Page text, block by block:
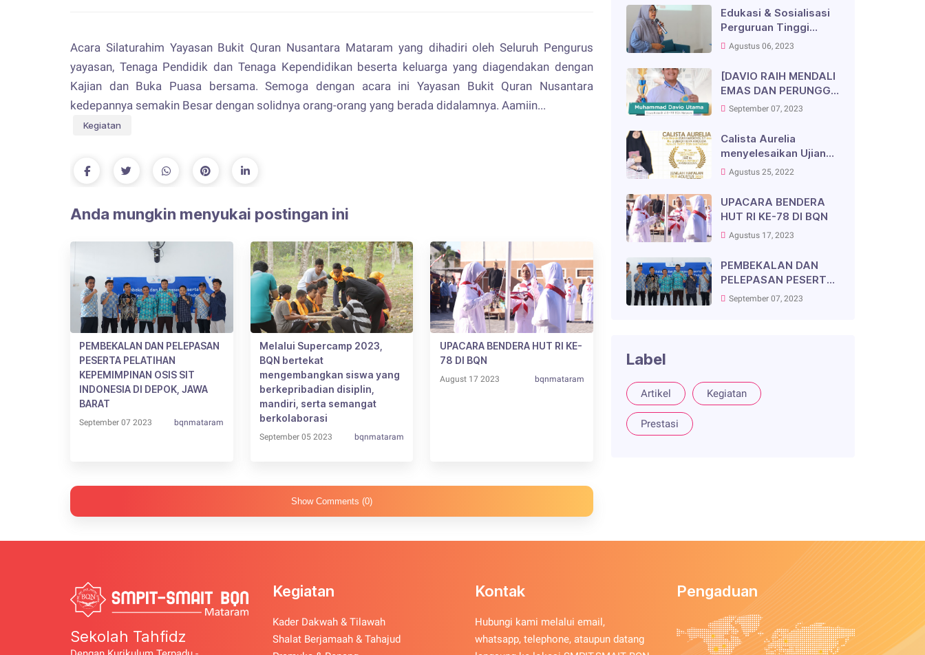
Acara Silaturahim Yayasan Bukit Quran Nusantara Mataram yang dihadiri oleh Seluruh Pengurus
yayasan, Tenaga Pendidik dan Tenaga Kependidikan beserta keluarga yang diagendakan dengan
Kajian dan Buka Puasa bersama. Semoga dengan acara ini Yayasan Bukit Quran Nusantara
kedepannya semakin Besar dengan solidnya orang-orang yang berada didalamnya. Aamiin...
Kegiatan
Anda mungkin menyukai postingan ini
PEMBEKALAN DAN PELEPASAN
PESERTA PELATIHAN
KEPEMIMPINAN OSIS SIT
INDONESIA DI DEPOK, JAWA
BARAT
September 07 2023 bqnmataram
Melalui Supercamp 2023,
BQN bertekat
mengembangkan siswa yang
berkepribadian disiplin,
mandiri, serta semangat
berkolaborasi
September 05 2023 bqnmataram
UPACARA BENDERA HUT RI KE-
78 DI BQN
August 17 2023 bqnmataram
Show Comments (0)
berkepribadian
disiplin, mandiri, serta
semangat
berkolaborasi
Edukasi & Sosialisasi
Perguruan Tinggi
Negeri (PTN) dan
Penerimaan
Mahasiswa Baru
SMAIT Bukit Qur'an
Agustus 06, 2023
[DAVIO RAIH MENDALI
EMAS DAN PERUNGGU
DI AJANG ORION]✨
September 07, 2023
Calista Aurelia
menyelesaikan Ujian
Tasmi' Juz 15 dengan
Agustus 25, 2022
UPACARA BENDERA
HUT RI KE-78 DI BQN
Agustus 17, 2023
PEMBEKALAN DAN
PELEPASAN PESERTA
PELATIHAN
September 07, 2023
Label
Artikel Kegiatan
Prestasi
Sekolah Tahfidz
Kegiatan
Kader Dakwah & Tilawah
Shalat Berjamaah & Tahajud
Kontak
Hubungi kami melalui email,
whatsapp, telephone, ataupun datang
Pengaduan